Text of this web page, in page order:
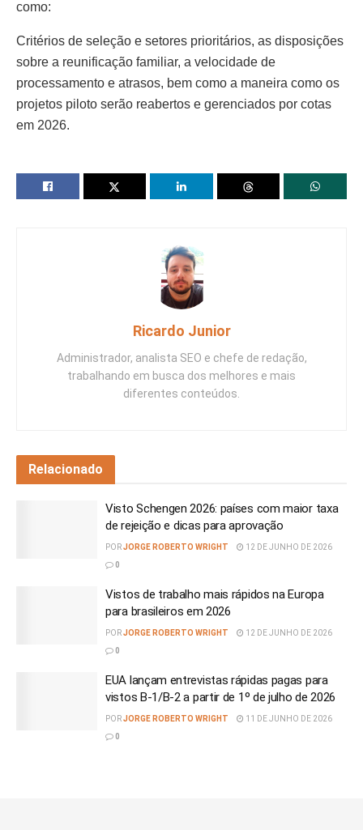
como:
Critérios de seleção e setores prioritários, as disposições
sobre a reunificação familiar, a velocidade de
processamento e atrasos, bem como a maneira como os
projetos piloto serão reabertos e gerenciados por cotas
em 2026.
Ricardo Junior
Administrador, analista SEO e chefe de redação,
trabalhando em busca dos melhores e mais
diferentes conteúdos.
Relacionado
Visto Schengen 2026: países com maior taxa
de rejeição e dicas para aprovação
PORJORGE ROBERTO WRIGHT
12 DE JUNHO DE 2026
0
Vistos de trabalho mais rápidos na Europa
para brasileiros em 2026
PORJORGE ROBERTO WRIGHT
12 DE JUNHO DE 2026
0
EUA lançam entrevistas rápidas pagas para
vistos B-1/B-2 a partir de 1º de julho de 2026
PORJORGE ROBERTO WRIGHT
11 DE JUNHO DE 2026
0